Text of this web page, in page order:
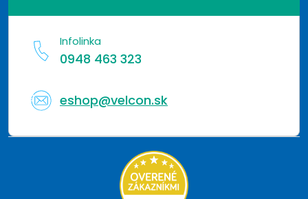
Infolinka
0948 463 323
eshop@velcon.sk